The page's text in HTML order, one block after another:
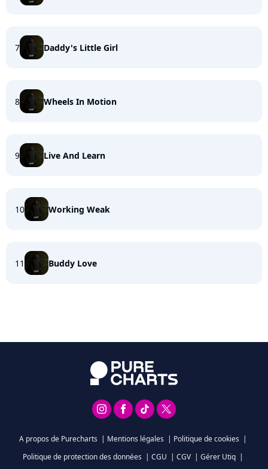
7 Daddy's Little Girl
8 Wheels In Motion
9 Live And Learn
10 Working Weak
11 Buddy Love
A propos de Purecharts | Mentions légales | Politique de cookies |
Politique de protection des données | CGU | CGV | Gérer Utiq |